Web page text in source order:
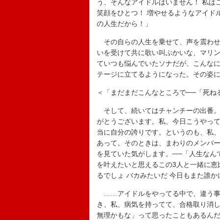
う、そんなアイドルはいません！ 私
笑顔をひとつ！ 増やせるようなアイド
の人生だから！」
その自らの人生を乗せて、声を震わ
いを受けて共に歌い叫ぶかいな、マリ
ていつも悩んでいたソナだが、こんな
テージに立てるようになった。その姿
＜「まだまだこんなところで──「死ね
そして、続いてはチャンチーの出番
がとうございます。私、今日こうやっ
当に自分の誇りです。というのも、私
あって。そのときは、まわりのメンバ
を見ていた気がします。──「人生な
を叶えたいと思えるこの3人と一緒に
るでしょ バカみたいだ 今日もまた誰
……アイドルをやってる中で、違う事
き、私、病気を持ってて、合格取り消
無理かもな」って思ったこともあるん